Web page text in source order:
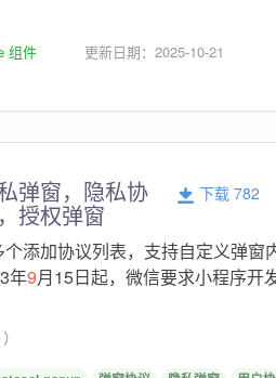
组件 更新日期：2025-10-21
弹窗，隐私协
授权弹窗
下载 782
添加协议列表，支持自定义弹窗
年9月15日起，微信要求小程序开